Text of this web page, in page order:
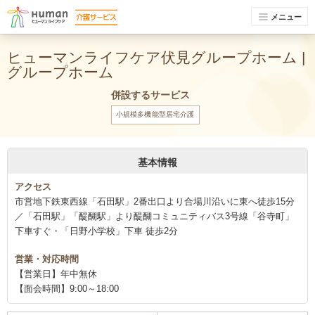
メニュー
ヒューマンライフケア伏見グループホーム |
グループホーム
併設するサービス
小規模多機能型居宅介護
基本情報
アクセス
市営地下鉄東西線「石田駅」2番出口より合場川沿いに東へ徒歩15分
／「石田駅」「醍醐駅」より醍醐コミュニティバス3号線「谷寺町」
下車すぐ・「日野小学校」下車 徒歩2分
営業・対応時間
【営業日】年中無休
【面会時間】9:00～18:00